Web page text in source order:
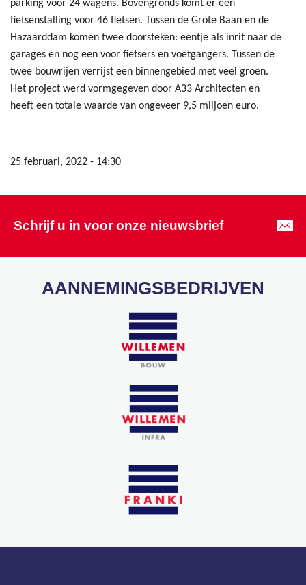
parking voor 24 wagens. Bovengronds komt er een
fietsenstalling voor 46 fietsen. Tussen de Grote Baan en de
Hazaarddam komen twee doorsteken: eentje als inrit naar de
garages en nog een voor fietsers en voetgangers. Tussen de
twee bouwrijen verrijst een binnengebied met veel groen.
Het project werd vormgegeven door A33 Architecten en
heeft een totale waarde van ongeveer 9,5 miljoen euro.
25 februari, 2022 - 14:30
Schrijf u in voor onze nieuwsbrief
AANNEMINGSBEDRIJVEN